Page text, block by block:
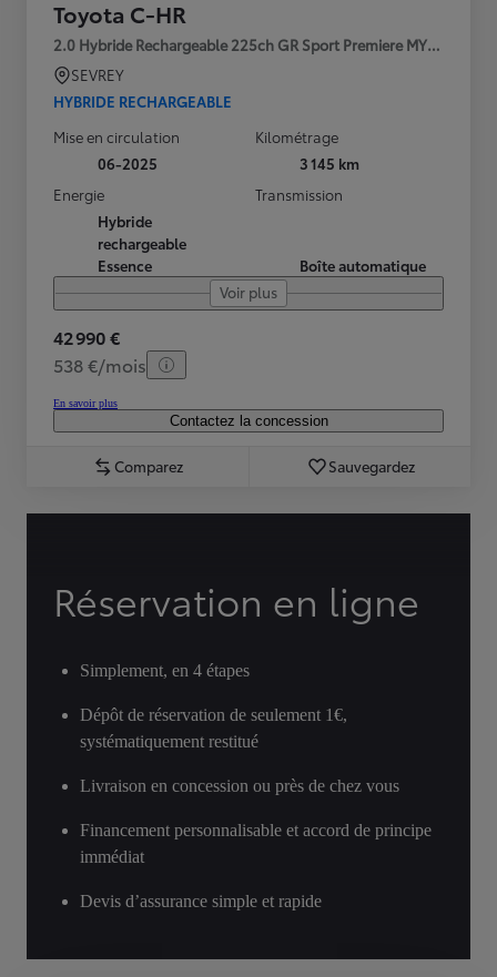
Toyota C-HR
2.0 Hybride Rechargeable 225ch GR Sport Premiere MY25
SEVREY
HYBRIDE RECHARGEABLE
Mise en circulation
06-2025
Kilométrage
3 145 km
Energie
Hybride
rechargeable
Essence
Transmission
Boîte automatique
Voir plus
42 990 €
538 €/mois
En savoir plus
Contactez la concession
Comparez Sauvegardez
Réservation en ligne
Simplement, en 4 étapes
Dépôt de réservation de seulement 1€,
systématiquement restitué
Livraison en concession ou près de chez vous
Financement personnalisable et accord de principe
immédiat
Devis d’assurance simple et rapide